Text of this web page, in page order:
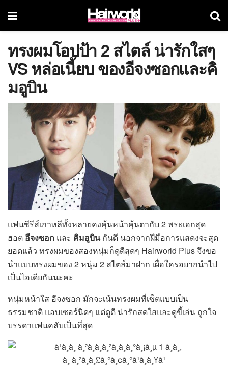
ทรงผมโอปป้า 2 สไตล์ น่ารักใสๆ
VS หล่อเนี้ยบ ของอีจงซอกและคิ
มอูบิน
แฟนซีรีส์เกาหลีทั้งหลายคงคุ้นหน้าคุ้นตากับ 2 พระเอกสุด
ฮอต อีจงซอก และ คิมอูบินกันดี นอกจากฝีมือการแสดงจะสุด
ยอดแล้ว ทรงผมของสองหนุ่มก็ดูดีสุดๆ Hairworld Plus จึงขอ
นำแบบทรงผมของ 2 หนุ่ม 2 สไตล์มาฝาก เผื่อใครอยากนำไป
เป็นไอเดียกันนะคะ
หนุ่มหน้าใส อีจงซอก มักจะเน้นทรงผมที่เซ็ตแบบเป็น
ธรรมชาติ แอบเซอร์นิดๆ แต่ดูดี น่ารักสดใสและดูขี้เล่น ถูกใจ
บรรดาแฟนคลับเป็นที่สุด